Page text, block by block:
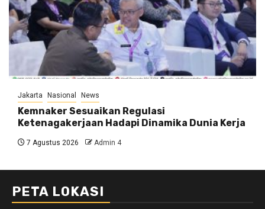
Jakarta Nasional News
Kemnaker Sesuaikan Regulasi
Ketenagakerjaan Hadapi Dinamika Dunia Kerja
7 Agustus 2026 Admin 4
PETA LOKASI